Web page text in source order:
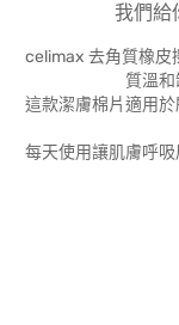
我們給
celimax 去角質橡皮
質溫
這款潔膚棉片適用
每天使用讓肌膚呼